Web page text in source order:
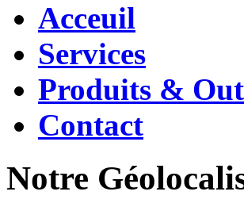
Acceuil
Services
Produits &
Contact
Notre